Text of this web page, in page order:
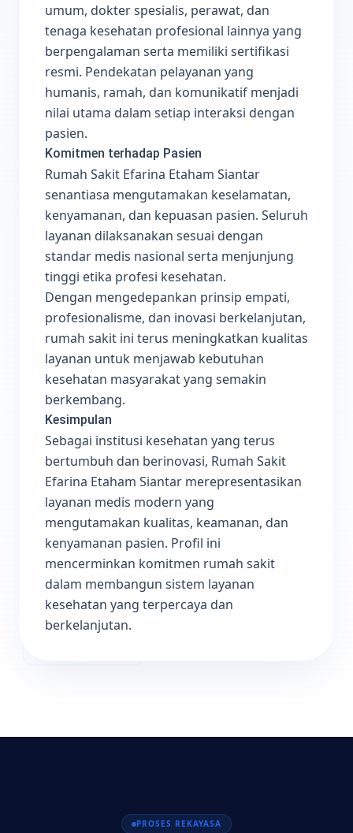
umum, dokter spesialis, perawat, dan
tenaga kesehatan profesional lainnya yang
berpengalaman serta memiliki sertifikasi
resmi. Pendekatan pelayanan yang
humanis, ramah, dan komunikatif menjadi
nilai utama dalam setiap interaksi dengan
pasien.
Komitmen terhadap Pasien
Rumah Sakit Efarina Etaham Siantar
senantiasa mengutamakan keselamatan,
kenyamanan, dan kepuasan pasien. Seluruh
layanan dilaksanakan sesuai dengan
standar medis nasional serta menjunjung
tinggi etika profesi kesehatan.
Dengan mengedepankan prinsip empati,
profesionalisme, dan inovasi berkelanjutan,
rumah sakit ini terus meningkatkan kualitas
layanan untuk menjawab kebutuhan
kesehatan masyarakat yang semakin
berkembang.
Kesimpulan
Sebagai institusi kesehatan yang terus
bertumbuh dan berinovasi, Rumah Sakit
Efarina Etaham Siantar merepresentasikan
layanan medis modern yang
mengutamakan kualitas, keamanan, dan
kenyamanan pasien. Profil ini
mencerminkan komitmen rumah sakit
dalam membangun sistem layanan
kesehatan yang terpercaya dan
berkelanjutan.
PROSES REKAYASA